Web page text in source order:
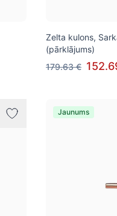
Zelta kulons,
(pārklājums)
179.63 €
Jaunums